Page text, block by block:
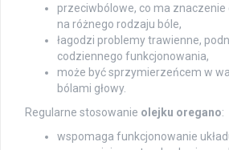
przeciwbólowe, co ma znaczenie
na różnego rodzaju bóle,
łagodzi problemy trawienne,
codziennego funkcjonowania,
może być sprzymierzeńcem w
bólami głowy.
Regularne stosowanie olejku oregano:
wspomaga funkcjonowanie